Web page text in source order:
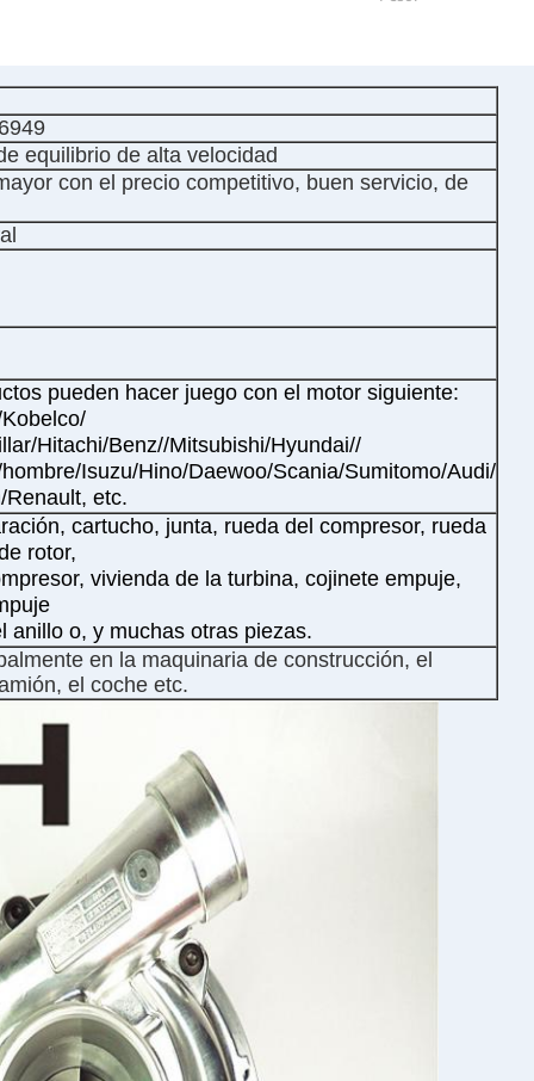
equilibrio de alta velocidad
con el precio competitivo, buen servicio, de
pueden hacer juego con el motor siguiente:
Hitachi/Benz//Mitsubishi/Hyundai//
Isuzu/Hino/Daewoo/Scania/Sumitomo/Audi/
Renault, etc.
cartucho, junta, rueda del compresor, rueda
rotor,
vivienda de la turbina, cojinete empuje,
anillo o, y muchas otras piezas.
en la maquinaria de construcción, el
el coche etc.